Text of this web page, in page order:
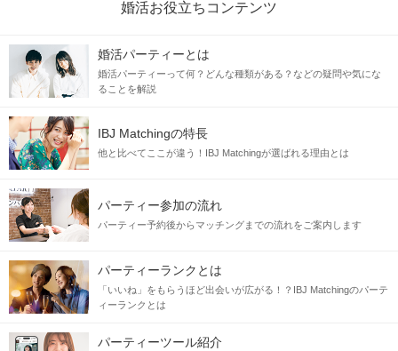
婚活お役立ちコンテンツ
婚活パーティーとは
婚活パーティーって何？どんな種類がある？などの疑問や気にな
ることを解説
IBJ Matchingの特長
他と比べてここが違う！IBJ Matchingが選ばれる理由とは
パーティー参加の流れ
パーティー予約後からマッチングまでの流れをご案内します
パーティーランクとは
「いいね」をもらうほど出会いが広がる！？IBJ Matchingのパーテ
ィーランクとは
パーティーツール紹介